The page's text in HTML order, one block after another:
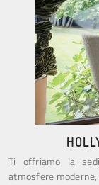
Ti offriamo la
atmosfere moderne,